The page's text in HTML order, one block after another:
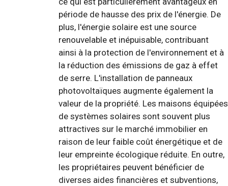
période de hausse des prix de l'énergie. De
plus, l'énergie solaire est une source
renouvelable et inépuisable, contribuant
ainsi à la protection de l'environnement et à
la réduction des émissions de gaz à effet
de serre. L'installation de panneaux
photovoltaïques augmente également la
valeur de la propriété. Les maisons équipées
de systèmes solaires sont souvent plus
attractives sur le marché immobilier en
raison de leur faible coût énergétique et de
leur empreinte écologique réduite. En outre,
les propriétaires peuvent bénéficier de
diverses aides financières et subventions,